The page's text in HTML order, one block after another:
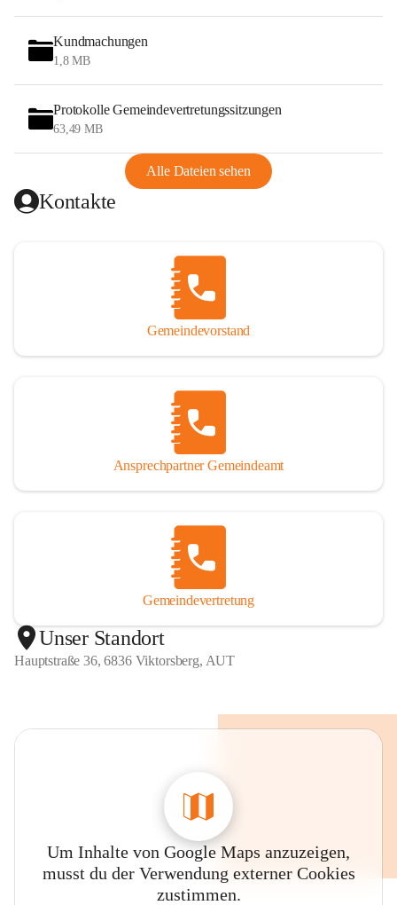
Kundmachungen
1,8 MB
Protokolle Gemeindevertretungssitzungen
63,49 MB
Alle Dateien sehen
Kontakte
Gemeindevorstand
Ansprechpartner Gemeindeamt
Gemeindevertretung
Unser Standort
Hauptstraße 36, 6836 Viktorsberg, AUT
Um Inhalte von Google Maps anzuzeigen,
musst du der Verwendung externer Cookies
zustimmen.